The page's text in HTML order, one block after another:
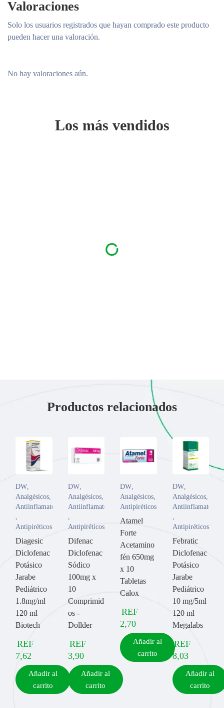
Valoraciones
No hay valoraciones aún.
Solo los usuarios registrados que hayan comprado este producto
pueden hacer una valoración.
Los más vendidos
Productos relacionados
DW
Analgésicos
Antiinflamatorios
Antipiréticos
Diagesic
Diclofenac
Potásico
Jarabe
Pediátrico
1.8mg/ml
120 ml
Biotech
REF
7,62
Añadir al
carrito
DW,
Analgésicos,
Antiinflamatorios
Antipiréticos
Difenac
Diclofenac
Sódico
100mg x
10
Comprimid
os -
Dollder
REF
3,90
Añadir al
carrito
DW
Analgésicos
Antipiréticos
Atamel
Forte
Acetamino
fén 650mg
x 10
Tabletas
Calox
REF
2,70
Añadir al
carrito
DW,
Analgésicos,
Antiinflamatorios
Antipiréticos
Febratic
Diclofenac
Potásico
Jarabe
Pediátrico
10 mg/5ml
120 ml
Megalabs
REF
8,03
Añadir al
carrito